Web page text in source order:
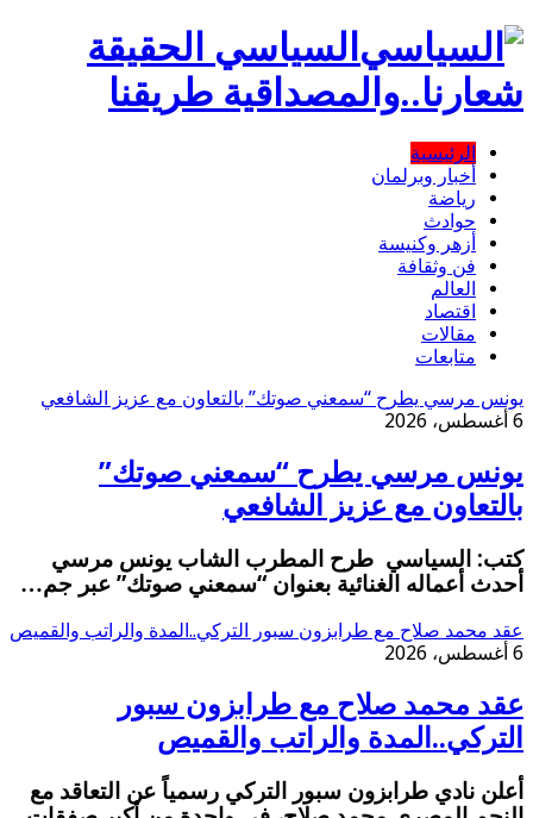
السياسي الحقيقة
شعارنا..والمصداقية طريقنا
الرئيسية
أخبار وبرلمان
رياضة
حوادث
أزهر وكنيسة
فن وثقافة
العالم
اقتصاد
مقالات
متابعات
يونس مرسي يطرح “سمعني صوتك” بالتعاون مع عزيز الشافعي
6 أغسطس، 2026
يونس مرسي يطرح “سمعني صوتك”
بالتعاون مع عزيز الشافعي
كتب: السياسي طرح المطرب الشاب يونس مرسي
أحدث أعماله الغنائية بعنوان “سمعني صوتك” عبر جم…
عقد محمد صلاح مع طرابزون سبور التركي..المدة والراتب والقميص
6 أغسطس، 2026
عقد محمد صلاح مع طرابزون سبور
التركي..المدة والراتب والقميص
أعلن نادي طرابزون سبور التركي رسمياً عن التعاقد مع